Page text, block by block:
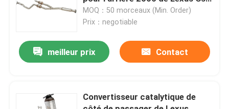
Nous contacter
Demandez un devis
Nissan Catalytic Converter
300 V6 3,0
MOQ：50 morceaux (Min. Order)
Prix：negotiable
meilleur prix Contact
Convertisseur catalytique de